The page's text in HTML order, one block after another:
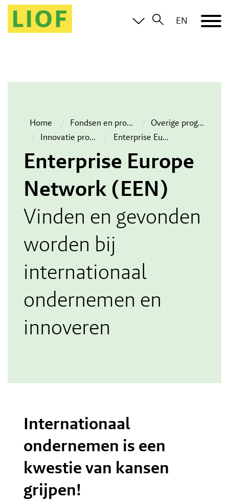
EN
Home Fondsen en pro... Overige prog...
Innovatie pro... Enterprise Eu...
Enterprise Europe
Network (EEN)
Vinden en gevonden
worden bij
internationaal
ondernemen en
innoveren
Internationaal
ondernemen is een
kwestie van kansen
grijpen!